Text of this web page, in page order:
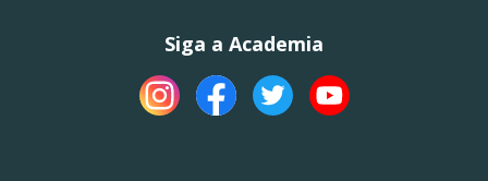
Siga a Academia